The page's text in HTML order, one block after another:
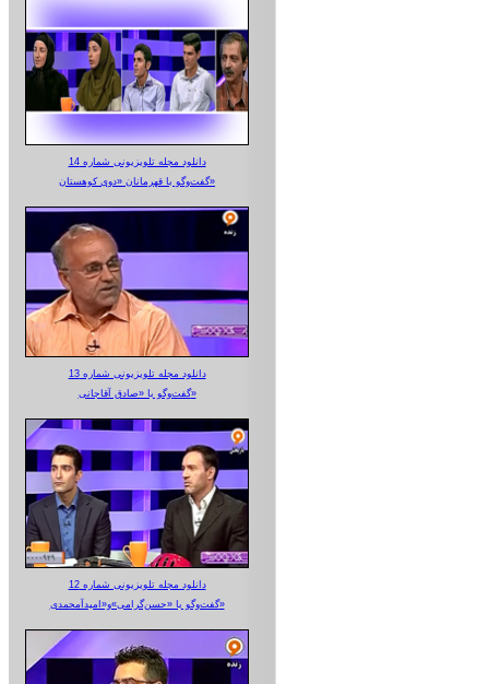
دانلود مجله تلویزیونی شماره 14
گفت‌وگو با قهرمانان «دوی کوهستان»
دانلود مجله تلویزیونی شماره 13
گفت‌وگو با «صادق آقاجانی»
دانلود مجله تلویزیونی شماره 12
گفت‌وگو با «حسن‌گرامی»و«امیدآمحمدی»